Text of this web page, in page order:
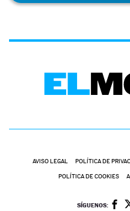
AVISO LEGAL POLÍTICA DE
POLÍTICA DE COOKIES
SÍGUENOS: